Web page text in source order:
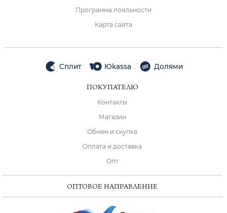
Программа лояльности
Карта сайта
Сплит Юkassa Долями
ПОКУПАТЕЛЮ
Контакты
Магазин
Обмен и скупка
Оплата и доставка
Опт
ОПТОВОЕ НАПРАВЛЕНИЕ